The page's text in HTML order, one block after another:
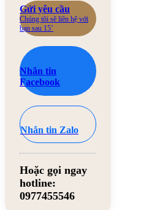
Gửi yêu cầu
Chúng tôi sẽ liên hệ với
bạn sau 15’
Nhắn tin
Facebook
Nhắn tin Zalo
Hoặc gọi ngay
hotline:
0977455546